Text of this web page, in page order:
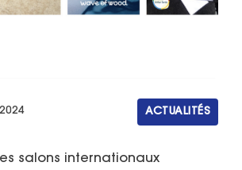
ACTUALITÉS
salons internationaux